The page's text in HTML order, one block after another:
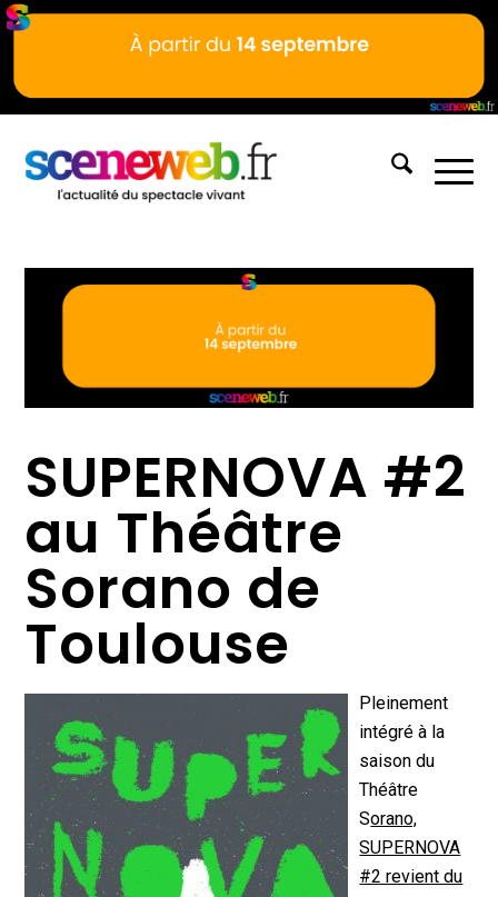
SUPERNOVA #2
au Théâtre
Sorano de
Toulouse
Pleinement
intégré à la
saison du
Théâtre
Sorano,
SUPERNOVA
#2 revient du